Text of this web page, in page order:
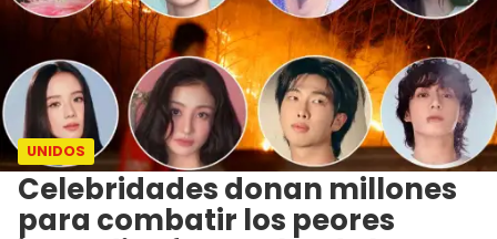
UNIDOS
Celebridades donan millones
para combatir los peores